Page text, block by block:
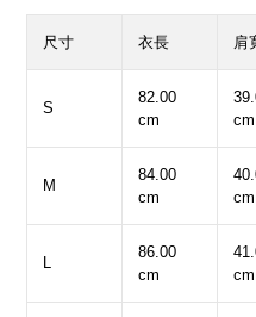
尺寸 衣長 肩
S
82.00
cm
cm
M
84.00
cm
cm
L
86.00
cm
cm